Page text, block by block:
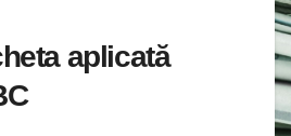
aplicată